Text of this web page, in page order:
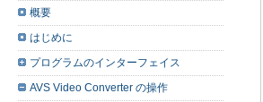
概要
はじめに
プログラムのインターフェイス
AVS Video Converter の操作